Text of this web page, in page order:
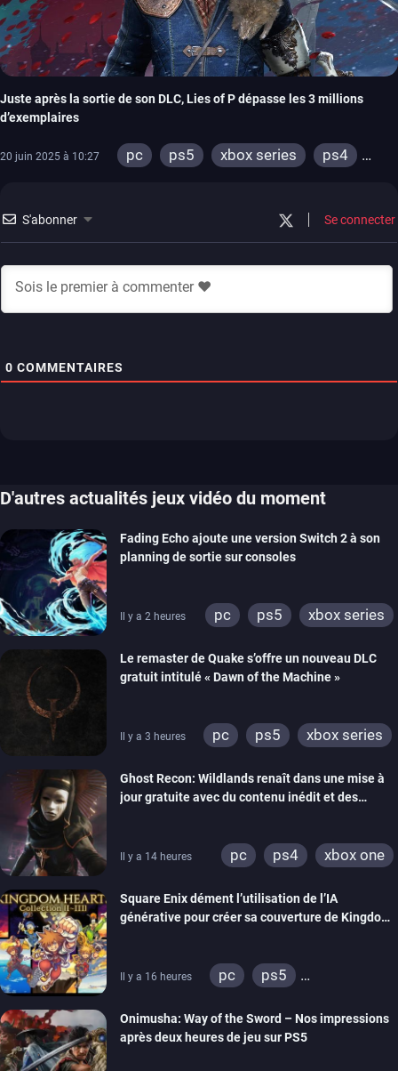
Juste après la sortie de son DLC, Lies of P dépasse les 3 millions
d’exemplaires
20 juin 2025 à 10:27 pc ps5 xbox series
ps4
S'abonner Se connecter
0 COMMENTAIRES
D'autres actualités jeux vidéo du moment
Fading Echo ajoute une version Switch 2 à son
planning de sortie sur consoles
Il y a 2 heures pc ps5 xbox series
Le remaster de Quake s’offre un nouveau DLC
gratuit intitulé « Dawn of the Machine »
Il y a 3 heures pc ps5
xbox series
xbox one
nintendo 64
Ghost Recon: Wildlands renaît dans une mise à
jour gratuite avec du contenu inédit et des
Il y a 14 heures pc ps4 xbox one
Square Enix dément l’utilisation de l’IA
générative pour créer sa couverture de Kingdom
Il y a 16 heures pc
ps5
Onimusha: Way of the Sword – Nos impressions
après deux heures de jeu sur PS5